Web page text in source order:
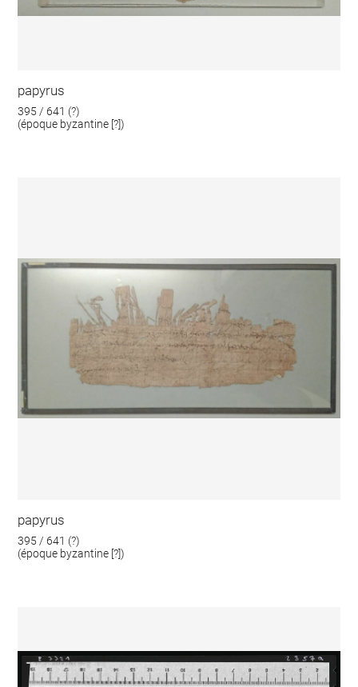
papyrus
395 / 641 (?)
(époque byzantine [?])
papyrus
395 / 641 (?)
(époque byzantine [?])